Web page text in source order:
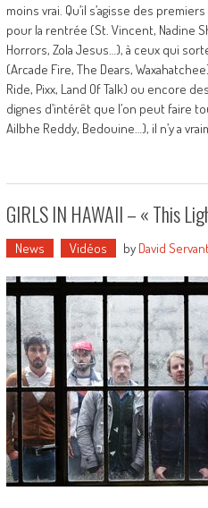
moins vrai. Qu’il s’agisse des
pour la rentrée (St. Vincent, Nadine
Horrors, Zola Jesus…), à ceux qui
(Arcade Fire, The Dears,
Ride, Pixx, Land Of Talk) ou encore
dignes d’intérêt que l’on peut faire
Ailbhe Reddy, Bedouine…), il n’y a
GIRLS IN HAWAII – « This
News Vidéos by David